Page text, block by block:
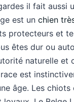
il fait aussi
est un chien
protecteurs et
êtes dur ou
naturelle et
est
âge. Les